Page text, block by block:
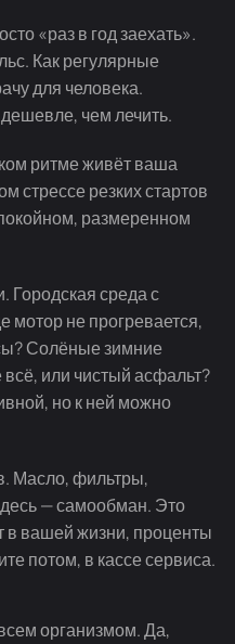
«раз в год заехать».
Как регулярные
для человека.
чем лечить.
ритме живёт ваша
стрессе резких стартов
размеренном
Городская среда с
мотор не прогревается,
Солёные зимние
или чистый асфальт?
но к ней можно
Масло, фильтры,
— самообман. Это
в вашей жизни, проценты
потом, в кассе сервиса.
организмом. Да,